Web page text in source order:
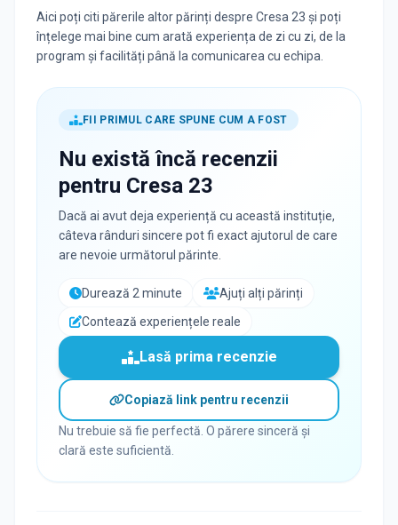
Aici poți citi părerile altor părinți despre Cresa 23 și poți
înțelege mai bine cum arată experiența de zi cu zi, de la
program și facilități până la comunicarea cu echipa.
FII PRIMUL CARE SPUNE CUM A FOST
Nu există încă recenzii
pentru Cresa 23
Dacă ai avut deja experiență cu această instituție,
câteva rânduri sincere pot fi exact ajutorul de care
are nevoie următorul părinte.
Durează 2 minute
Ajuți alți părinți
Contează experiențele reale
Lasă prima recenzie
Copiază link pentru recenzii
Nu trebuie să fie perfectă. O părere sinceră și
clară este suficientă.